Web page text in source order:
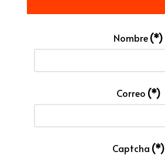
Nombre(*)
Correo (*)
Captcha (*)